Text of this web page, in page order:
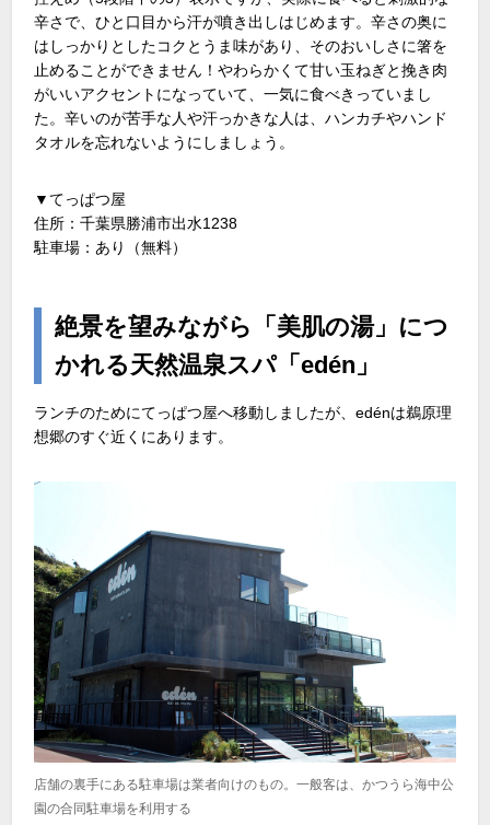
辛さで、ひと口目から汗が噴き出しはじめます。辛さの奥に
はしっかりとしたコクとうま味があり、そのおいしさに箸を
止めることができません！やわらかくて甘い玉ねぎと挽き肉
がいいアクセントになっていて、一気に食べきっていまし
た。辛いのが苦手な人や汗っかきな人は、ハンカチやハンド
タオルを忘れないようにしましょう。
▼てっぱつ屋
住所：千葉県勝浦市出水1238
駐車場：あり（無料）
絶景を望みながら「美肌の湯」につ
かれる天然温泉スパ「edén」
ランチのためにてっぱつ屋へ移動しましたが、edénは鵜原理
想郷のすぐ近くにあります。
店舗の裏手にある駐車場は業者向けのもの。一般客は、かつうら海中公
園の合同駐車場を利用する